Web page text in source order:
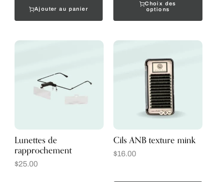
Ajouter au panier
Choix des
options
Lunettes de
rapprochement
$25.00
Cils ANB texture mink
$16.00